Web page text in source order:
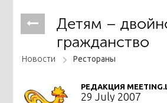
Детям –
гражданство
Новости Рестораны
РЕДАКЦИЯ
29 July 2007